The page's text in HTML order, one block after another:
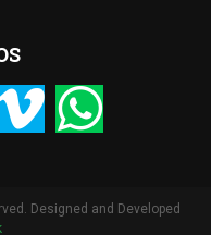
Designed and Developed